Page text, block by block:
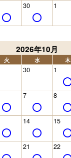
30 1
2026年10月
火 水 木
30 1
7 8
14 15
21 22